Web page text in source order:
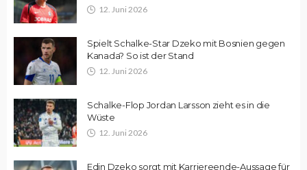
12. Juni 2026
Spielt Schalke-Star Dzeko mit Bosnien gegen
Kanada? So ist der Stand
12. Juni 2026
Schalke-Flop Jordan Larsson zieht es in die
Wüste
12. Juni 2026
Edin Dzeko sorgt mit Karriereende-Aussage für